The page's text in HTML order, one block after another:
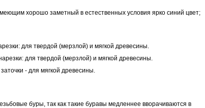
хорошо заметный в естественных условия ярко синий цвет;
для твердой (мерзлой) и мягкой древесины.
для твердой (мерзлой) и мягкой древесины.
- для мягкой древесины.
буры, так как такие буравы медленнее вворачиваются в